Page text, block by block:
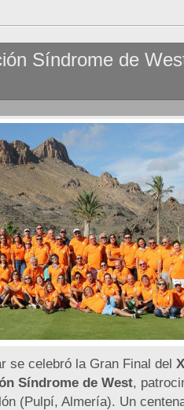
Síndrome de
se celebró la Gran Final del
Síndrome de West,
(Pulpí, Almería). Un